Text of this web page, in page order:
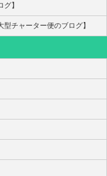
】
チャーター便のブログ】